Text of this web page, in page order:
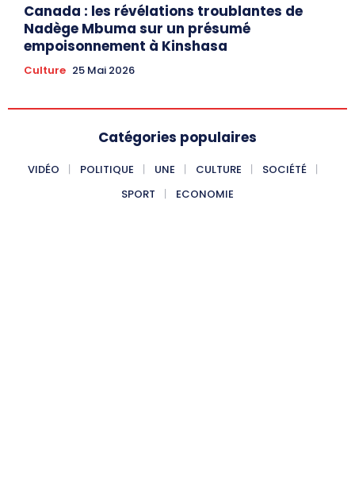
Canada : les révélations troublantes de
Nadège Mbuma sur un présumé
empoisonnement à Kinshasa
Culture 25 Mai 2026
Catégories populaires
VIDÉO POLITIQUE UNE CULTURE
SOCIÉTÉ
SPORT
ECONOMIE